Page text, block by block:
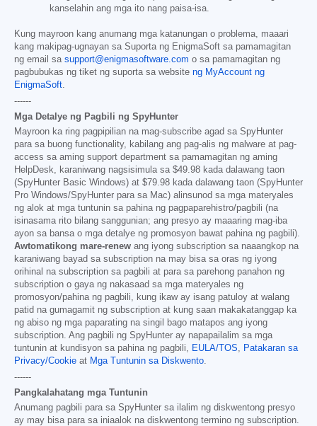
kanselahin ang mga ito nang paisa-isa.
Kung mayroon kang anumang mga katanungan o problema, maaari
kang makipag-ugnayan sa Suporta ng EnigmaSoft sa pamamagitan
ng email sa support@enigmasoftware.com o sa pamamagitan ng
pagbubukas ng tiket ng suporta sa website ng MyAccount ng
EnigmaSoft
------
Mga Detalye ng Pagbili ng SpyHunter
Mayroon ka ring pagpipilian na mag-subscribe agad sa SpyHunter
para sa buong functionality, kabilang ang pag-alis ng malware at pag-
access sa aming support department sa pamamagitan ng aming
HelpDesk, karaniwang nagsisimula sa $49.98 kada dalawang taon
(SpyHunter Basic Windows) at $79.98 kada dalawang taon (SpyHunter
Pro Windows/SpyHunter para sa Mac) alinsunod sa mga materyales
ng alok at mga tuntunin sa pahina ng pagpaparehistro/pagbili (na
isinasama rito bilang sanggunian; ang presyo ay maaaring mag-iba
ayon sa bansa o mga detalye ng promosyon bawat pahina ng pagbili).
Awtomatikong mare-renew ang iyong subscription sa naaangkop na
karaniwang bayad sa subscription na may bisa sa oras ng iyong
orihinal na subscription sa pagbili at para sa parehong panahon ng
subscription o gaya ng nakasaad sa mga materyales ng
promosyon/pahina ng pagbili, kung ikaw ay isang patuloy at walang
patid na gumagamit ng subscription at kung saan makakatanggap ka
ng abiso ng mga paparating na singil bago matapos ang iyong
subscription. Ang pagbili ng SpyHunter ay napapailalim sa mga
tuntunin at kundisyon sa pahina ng pagbili,
EULA/TOS
Patakaran sa
Privacy/Cookie at Mga Tuntunin sa Diskwento
------
Pangkalahatang mga Tuntunin
Anumang pagbili para sa SpyHunter sa ilalim ng diskwentong presyo
ay may bisa para sa iniaalok na diskwentong termino ng subscription.